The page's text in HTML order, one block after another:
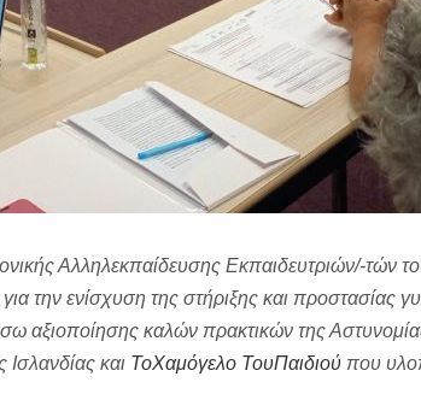
Αλληλεκπαίδευσης Εκπαιδευτριών/-
την ενίσχυση της στήριξης και προστασίας
αξιοποίησης καλών πρακτικών της
Ισλανδίας και ΤοΧαμόγελο ΤουΠαιδιού που